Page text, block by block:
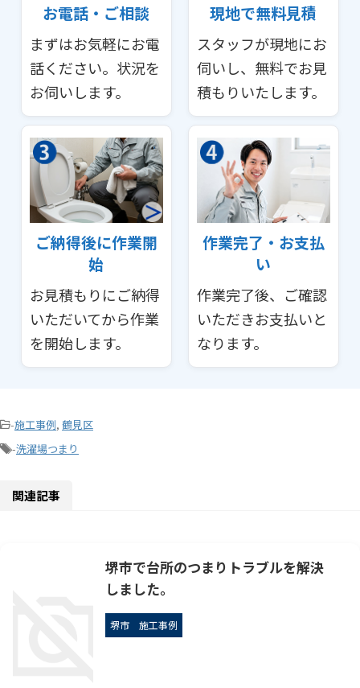
お電話・ご相談
まずはお気軽にお電
話ください。状況を
お伺いします。
現地で無料見積
スタッフが現地にお
伺いし、無料でお見
積もりいたします。
ご納得後に作業開
始
お見積もりにご納得
いただいてから作業
を開始します。
作業完了・お支払
い
作業完了後、ご確認
いただきお支払いと
なります。
-施工事例, 鶴見区
-洗濯場つまり
関連記事
堺市で台所のつまりトラブルを解決
しました。
堺市 施工事例